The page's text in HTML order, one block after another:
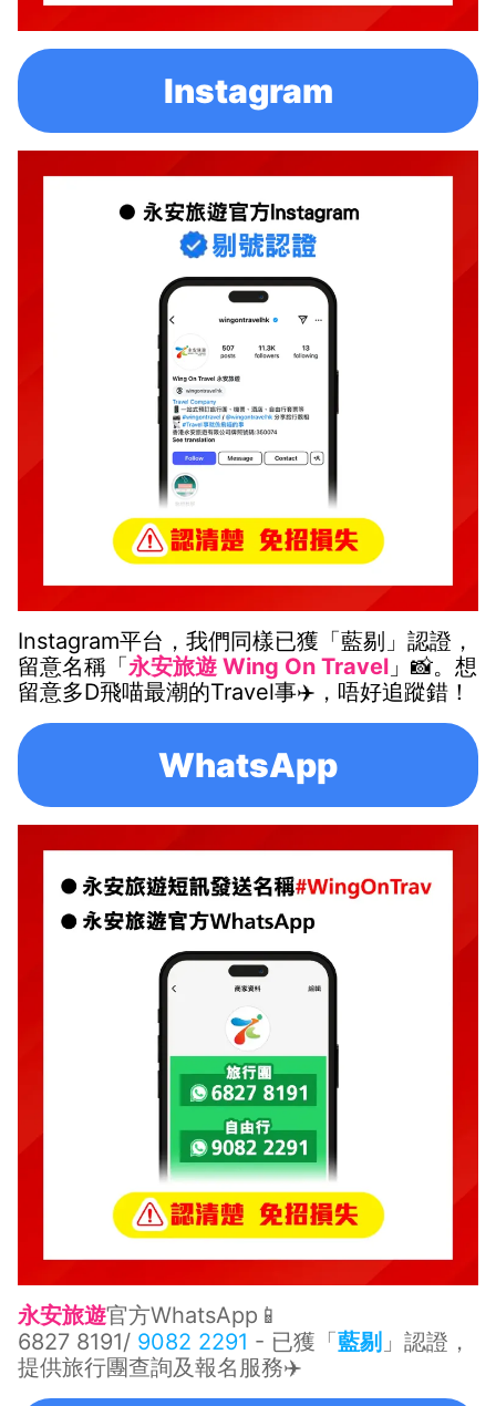
Instagram
Instagram平台，我們同樣已獲「藍剔」認證，
留意名稱「永安旅遊 Wing On Travel 」📸。想
留意多D飛喵最潮的Travel事✈️，唔好追蹤錯！
WhatsApp
永安旅遊官方WhatsApp📱
6827 8191/ 9082 2291 - 已獲「藍剔 」認證，
提供旅行團查詢及報名服務✈️